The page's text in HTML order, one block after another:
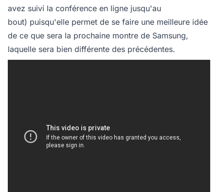
avez suivi la conférence en ligne jusqu'au
bout) puisqu'elle permet de se faire une meilleure idée
de ce que sera la prochaine montre de Samsung,
laquelle sera bien différente des précédentes.